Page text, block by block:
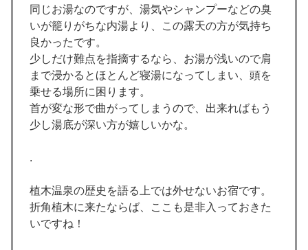
同じお湯なのですが、湯気やシャンプーなどの臭
いが籠りがちな内湯より、この露天の方が気持ち
良かったです。
少しだけ難点を指摘するなら、お湯が浅いので肩
まで浸かるとほとんど寝湯になってしまい、頭を
乗せる場所に困ります。
首が変な形で曲がってしまうので、出来ればもう
少し湯底が深い方が嬉しいかな。
.
植木温泉の歴史を語る上では外せないお宿です。
折角植木に来たならば、ここも是非入っておきた
いですね！